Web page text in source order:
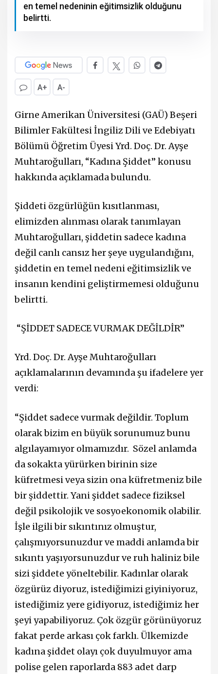
en temel nedeninin eğitimsizlik olduğunu
belirtti.
A+ A-
Girne Amerikan Üniversitesi (GAÜ) Beşeri
Bilimler Fakültesi İngiliz Dili ve Edebiyatı
Bölümü Öğretim Üyesi Yrd. Doç. Dr. Ayşe
Muhtaroğulları, “Kadına Şiddet” konusu
hakkında açıklamada bulundu.
Şiddeti özgürlüğün kısıtlanması,
elimizden alınması olarak tanımlayan
Muhtaroğulları, şiddetin sadece kadına
değil canlı cansız her şeye uygulandığını,
şiddetin en temel nedeni eğitimsizlik ve
insanın kendini geliştirmemesi olduğunu
belirtti.
“ŞİDDET SADECE VURMAK DEĞİLDİR”
Yrd. Doç. Dr. Ayşe Muhtaroğulları
açıklamalarının devamında şu ifadelere yer
verdi:
“Şiddet sadece vurmak değildir. Toplum
olarak bizim en büyük sorunumuz bunu
algılayamıyor olmamızdır. Sözel anlamda
da sokakta yürürken birinin size
küfretmesi veya sizin ona küfretmeniz bile
bir şiddettir. Yani şiddet sadece fiziksel
değil psikolojik ve sosyoekonomik olabilir.
İşle ilgili bir sıkıntınız olmuştur,
çalışmıyorsunuzdur ve maddi anlamda bir
sıkıntı yaşıyorsunuzdur ve ruh haliniz bile
sizi şiddete yöneltebilir. Kadınlar olarak
özgürüz diyoruz, istediğimizi giyiniyoruz,
istediğimiz yere gidiyoruz, istediğimiz her
şeyi yapabiliyoruz. Çok özgür görünüyoruz
fakat perde arkası çok farklı. Ülkemizde
kadına şiddet olayı çok duyulmuyor ama
polise gelen raporlarda 883 adet darp